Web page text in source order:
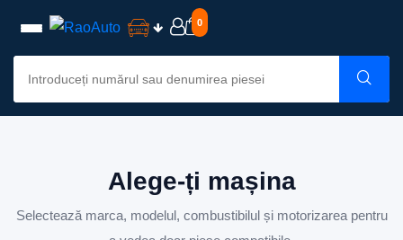
0
Alege-ți mașina
Selectează marca, modelul, combustibilul și motorizarea pentru